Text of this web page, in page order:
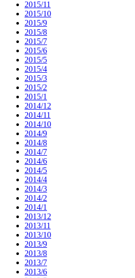
2015/11
2015/10
2015/9
2015/8
2015/7
2015/6
2015/5
2015/4
2015/3
2015/2
2015/1
2014/12
2014/11
2014/10
2014/9
2014/8
2014/7
2014/6
2014/5
2014/4
2014/3
2014/2
2014/1
2013/12
2013/11
2013/10
2013/9
2013/8
2013/7
2013/6